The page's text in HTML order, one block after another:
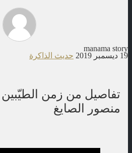
manama story
19 ديسمبر 2019
حديث الذاكرة
تفاصيل من زمن الطيّبين
منصور الصايغ